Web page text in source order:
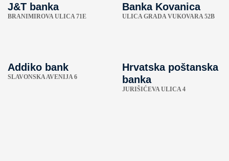
J&T banka
BRANIMIROVA ULICA 71E
Banka Kovanica
ULICA GRADA VUKOVARA 52B
Addiko bank
SLAVONSKA AVENIJA 6
Hrvatska poštanska
banka
JURIŠIĆEVA ULICA 4